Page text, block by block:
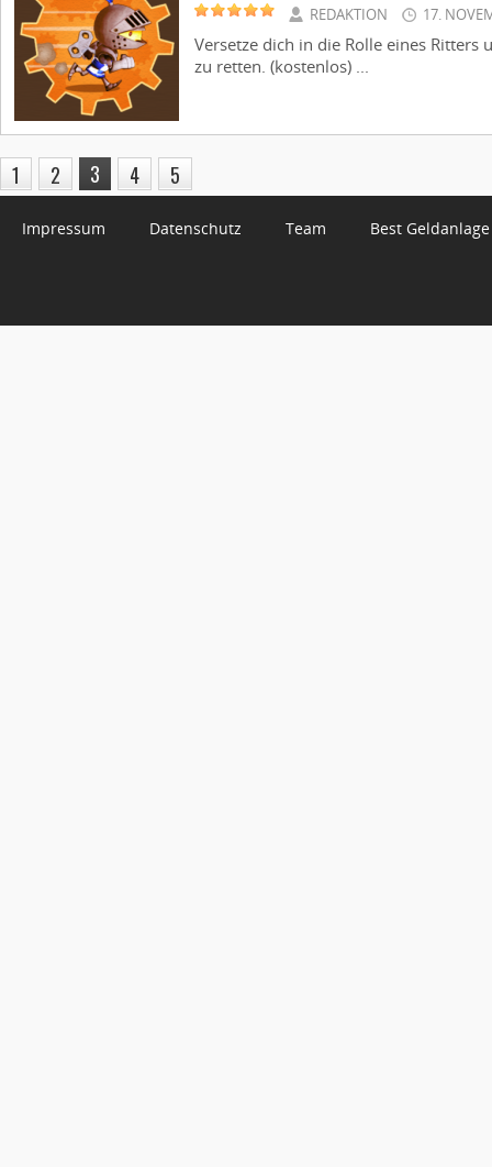
REDAKTION 17.
Versetze dich in die Rolle eines Ritters
zu retten. (kostenlos) ...
1 2 3 4 5
Impressum Datenschutz Team Best Geldanlage